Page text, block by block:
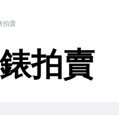
拍賣
拍賣